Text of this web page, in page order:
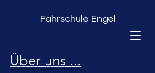
Fahrschule Engel
Über uns ...